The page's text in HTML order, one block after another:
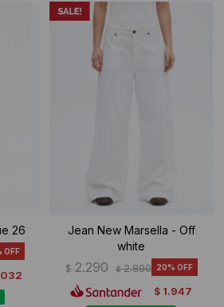
26
Jean New Marsella - Off
white
$ 2.290 $ 2.890 20
$ 1.947